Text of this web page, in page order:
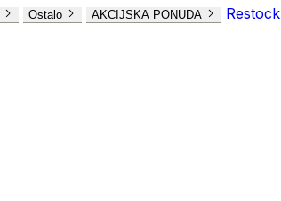
Ostalo AKCIJSKA PONUDA Restock